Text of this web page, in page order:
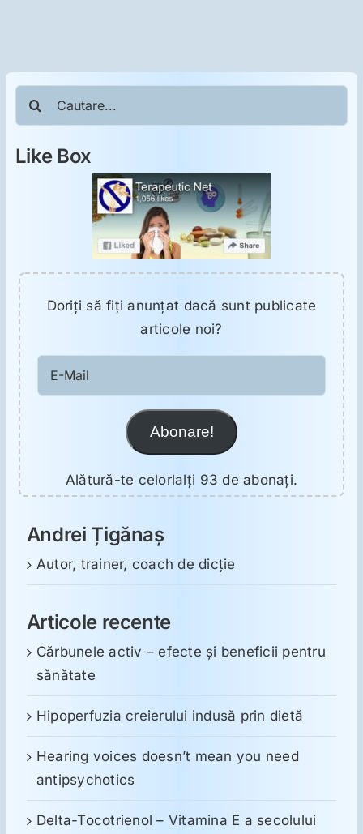
Like Box
Doriţi să fiţi anunţat dacă sunt publicate
articole noi?
Mail
Abonare!
Alătură-te celorlalți 93 de abonați.
Andrei Țigănaș
Autor, trainer, coach de dicție
Articole recente
Cărbunele activ – efecte și beneficii pentru
sănătate
Hipoperfuzia creierului indusă prin dietă
Hearing voices doesn’t mean you need
antipsychotics
Delta-Tocotrienol – Vitamina E a secolului